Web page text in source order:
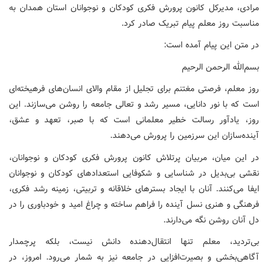
مرادی، مدیرکل کانون پرورش فکری کودکان و نوجوانان استان همدان به
مناسبت روز معلم پیام تبریک صادر کرد.
در متن این پیام آمده است:
بسم‌الله الرحمن الرحیم
روز معلم، فرصتی مغتنم برای تجلیل از مقام والای انسان‌های فرهیخته‌ای
است که با نور دانایی، مسیر رشد و تعالی جامعه را روشن می‌سازند. این
روز، یادآور رسالت خطیر معلمانی است که با صبر، تعهد و عشق،
آینده‌سازان این سرزمین را پرورش می‌دهند.
در این میان، مربیان پرتلاش کانون پرورش فکری کودکان و نوجوانان،
نقشی بی‌بدیل در شناسایی و شکوفایی استعدادهای کودکان و نوجوانان
ایفا می‌کنند. آنان با ایجاد بسترهای خلاقانه و تربیتی، زمینه رشد فکری،
فرهنگی و هنری نسل آینده را فراهم ساخته و چراغ امید و خودباوری را در
دل آنان روشن نگه می‌دارند.
بی‌تردید، معلم تنها انتقال‌دهنده دانش نیست، بلکه پرچمدار
آگاهی‌بخشی و بصیرت‌افزایی در جامعه نیز به شمار می‌رود. امروز، در